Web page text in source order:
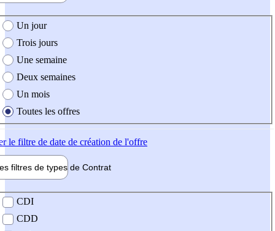
création de l'offre
Un jour
Trois jours
Une semaine
Deux semaines
Un mois
Toutes les offres
le filtre de date de création de l'offre
filtres de types de Contrat
contrat
CDI
CDD